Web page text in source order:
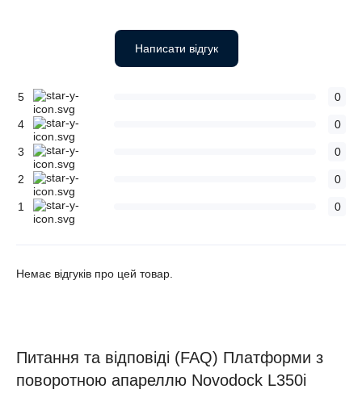
Написати відгук
5 0
4 0
3 0
2 0
1 0
Немає відгуків про цей товар.
Питання та відповіді (FAQ) Платформи з
поворотною апареллю Novodock L350i